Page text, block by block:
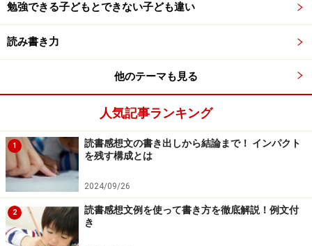
本のジャンルなどによっては、問いかけ方は違ってきま
すが、これらを柱として後は親が内容にあうようアレン
てきて、原稿用紙に実際書いていく言葉も多く並ぶと思
います。
問いかけの返答を付箋に書いていく
次はこれらの言葉を整理していく作業に入ります。
親の問いかけによって、引き出された言葉をひとつひと
つ付箋に書いていきましょう。そして、その付箋を見
て、同じ内容のものをまとめたり、異なる内容の者だっ
勉強できる子どもとできない子ども違い
読み書き力
他のテーマも見る
人気記事ランキング
1
読書感想文の書き出しから結論まで！ インパクト
を残す構成とは
2024/09/26
2
読書感想文例を使って書き方を徹底解説！例文付
き